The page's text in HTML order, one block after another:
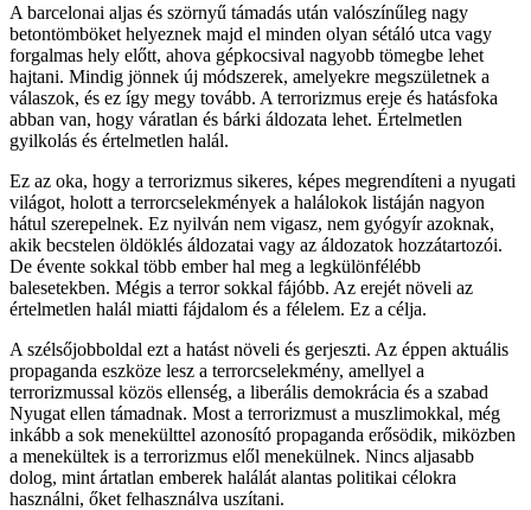
A barcelonai aljas és szörnyű támadás után valószínűleg nagy
betontömböket helyeznek majd el minden olyan sétáló utca vagy
forgalmas hely előtt, ahova gépkocsival nagyobb tömegbe lehet
hajtani. Mindig jönnek új módszerek, amelyekre megszületnek a
válaszok, és ez így megy tovább. A terrorizmus ereje és hatásfoka
abban van, hogy váratlan és bárki áldozata lehet. Értelmetlen
gyilkolás és értelmetlen halál.
Ez az oka, hogy a terrorizmus sikeres, képes megrendíteni a nyugati
világot, holott a terrorcselekmények a halálokok listáján nagyon
hátul szerepelnek. Ez nyilván nem vigasz, nem gyógyír azoknak,
akik becstelen öldöklés áldozatai vagy az áldozatok hozzátartozói.
De évente sokkal több ember hal meg a legkülönfélébb
balesetekben. Mégis a terror sokkal fájóbb. Az erejét növeli az
értelmetlen halál miatti fájdalom és a félelem. Ez a célja.
A szélsőjobboldal ezt a hatást növeli és gerjeszti. Az éppen aktuális
propaganda eszköze lesz a terrorcselekmény, amellyel a
terrorizmussal közös ellenség, a liberális demokrácia és a szabad
Nyugat ellen támadnak. Most a terrorizmust a muszlimokkal, még
inkább a sok menekülttel azonosító propaganda erősödik, miközben
a menekültek is a terrorizmus elől menekülnek. Nincs aljasabb
dolog, mint ártatlan emberek halálát alantas politikai célokra
használni, őket felhasználva uszítani.